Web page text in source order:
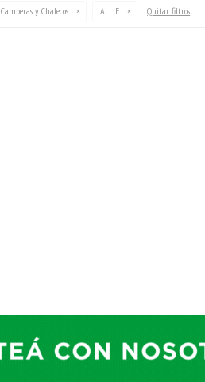
Camperas y Chalecos ALLIE Quitar filtros